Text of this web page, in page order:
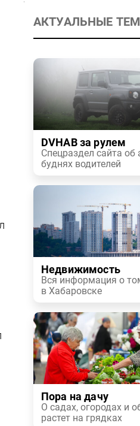
АКТУАЛЬНЫЕ
DVHAB за рулем
Спецраздел сайта об
буднях водителей
Недвижимость
Вся информация о
в Хабаровске
Пора на дачу
О садах, огородах и
растет на грядках